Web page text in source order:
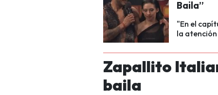
Baila”
"En el
la
Zapallito
baila